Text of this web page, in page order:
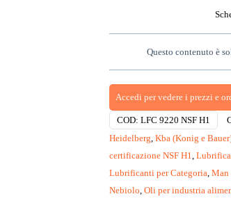
Questo contenuto è
Accedi per vedere i prezzi e
COD:LFC 9220 NSF H1
Heidelberg ,Kba (Konig e
certificazione NSF H1 ,
Lubrificanti per Categoria ,Man
Nebiolo ,Oli per industria